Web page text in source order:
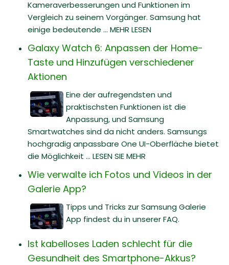
Kameraverbesserungen und Funktionen im
Vergleich zu seinem Vorgänger. Samsung hat
einige bedeutende ... MEHR LESEN
Galaxy Watch 6: Anpassen der Home-
Taste und Hinzufügen verschiedener
Aktionen
Eine der aufregendsten und
praktischsten Funktionen ist die
Anpassung, und Samsung
Smartwatches sind da nicht anders. Samsungs
hochgradig anpassbare One UI-Oberfläche bietet
die Möglichkeit ... LESEN SIE MEHR
Wie verwalte ich Fotos und Videos in der
Galerie App?
Tipps und Tricks zur Samsung Galerie
App findest du in unserer FAQ.
Ist kabelloses Laden schlecht für die
Gesundheit des Smartphone-Akkus?